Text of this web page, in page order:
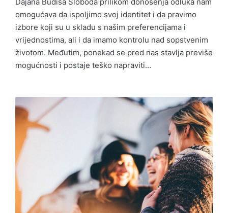
omogućava da ispoljimo svoj identitet i da pravimo
izbore koji su u skladu s našim preferencijama i
vrijednostima, ali i da imamo kontrolu nad sopstvenim
životom. Međutim, ponekad se pred nas stavlja previše
mogućnosti i postaje teško napraviti…